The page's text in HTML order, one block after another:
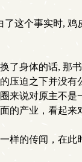
了这个事实时, 鸡
了身体的话, 那
压迫之下并没有
来说对原主不是
的产业，看起来
样的传闻，在此